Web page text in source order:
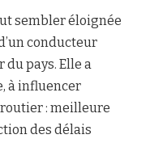
sembler éloignée
conducteur
pays. Elle a
à influencer
: meilleure
des délais